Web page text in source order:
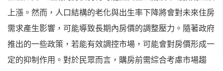
上漲。然而，人口結構的老化與出生率下降將會對未來住房
需求產生影響，可能導致長期內房價的調整壓力。隨著政府
推出的一些政策，若能有效調控市場，可能會對房價形成一
定的抑制作用。對於民眾而言，購房前需綜合考慮市場趨